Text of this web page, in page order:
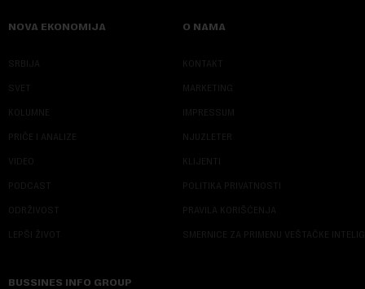
NOVA EKONOMIJA
SRBIJA
SVET
KOLUMNE
PRIČE I ANALIZE
VIDEO
PODCAST
ODRŽIVOST
LEPŠI ŽIVOT
O NAMA
KONTAKT
MARKETING
IMPRESSUM
NJUZLETER
KLIJENTI
POLITIKA PRIVATNOSTI
PRAVILA KORIŠĆENJA
SMERNICE ZA PRIMENU VEŠTAČKE
BUSSINES INFO GROUP